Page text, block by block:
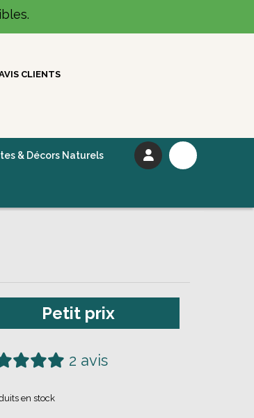
CLIENTS
& Décors Naturels
Petit prix
2 avis
en stock